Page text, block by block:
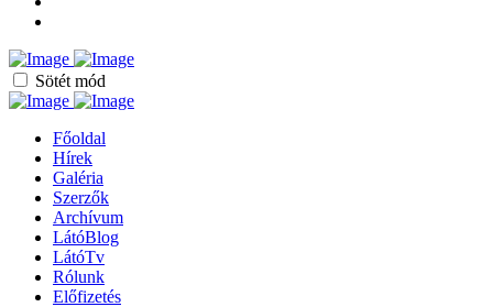
Sötét mód
Főoldal
Hírek
Galéria
Szerzők
Archívum
LátóBlog
LátóTv
Rólunk
Előfizetés